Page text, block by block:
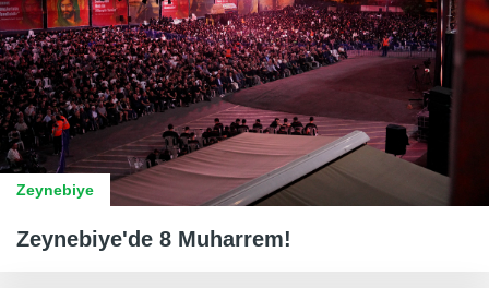
Zeynebiye
Zeynebiye'de 8 Muharrem!